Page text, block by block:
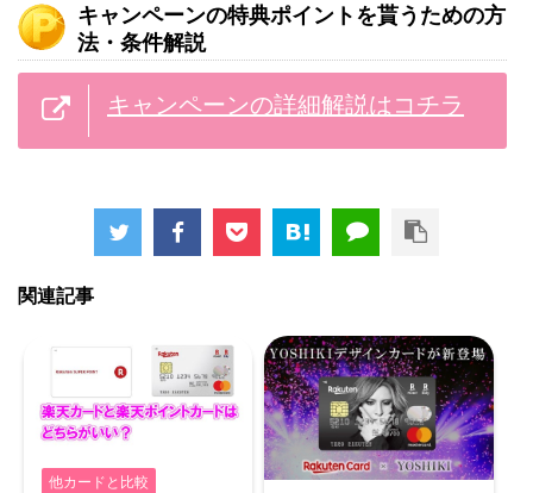
キャンペーンの特典ポイントを貰うための方
法・条件解説
キャンペーンの詳細解説はコチラ
関連記事
他カードと比較